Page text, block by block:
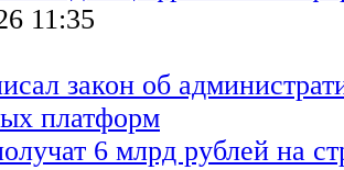
11:35
закон об
платформ